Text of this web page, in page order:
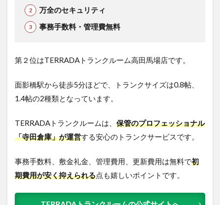
万全のセキュリティ
事務手数料・管理費無料
第２位はTERRADAトランクルーム高田馬場店です。
面影橋駅から徒歩5分ほどで、トランクサイズは0.8帖、
1.4帖の2種類となっています。
TERRADAトランクルームは、 保管のプロフェッショナル
「寺田倉庫」が運営する安心のトランクサービスです。
事務手数料、敷金礼金、管理費用、更新費用は無料で初
期費用が安く抑えられる点も嬉しいポイントです。